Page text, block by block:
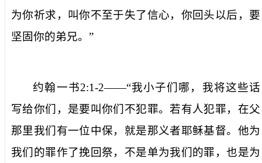
为你祈求，叫你不至于失了信心，你回头以后，要
坚固你的弟兄。 ”
约翰一书2:1-2——“我小子们哪，我将这些话
写给你们，是要叫你们不犯罪。若有人犯罪，在父
那里我们有一位中保，就是那义者耶稣基督。他为
我们的罪作了挽回祭， 不是单为我们的罪，也是为